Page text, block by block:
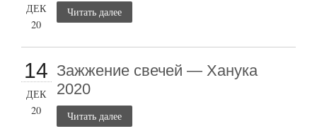
ДЕК
20
Читать далее
14
ДЕК
20
Зажжение свечей — Ханука
2020
Читать далее